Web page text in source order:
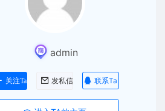
admin
关注Ta 发私信 联系Ta